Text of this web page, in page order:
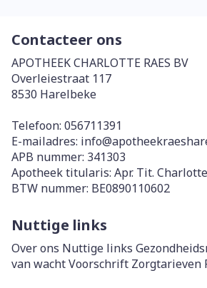
Contacteer ons
APOTHEEK CHARLOTTE RAES BV
Overleiestraat 117
8530 Harelbeke
Telefoon: 056711391
E-mailadres: info@
APB nummer: 341303
Apotheek titularis: Apr. Tit.
BTW nummer: BE0890110602
Nuttige links
Over ons Nuttige links
van wachtVoorschrift Zorgtarieven